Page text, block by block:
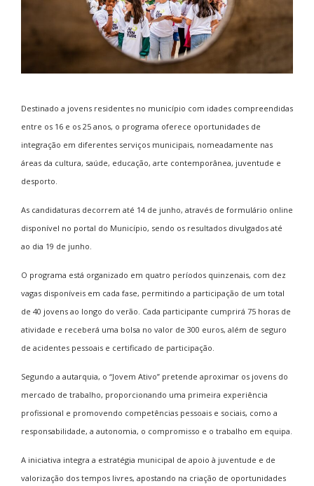
Destinado a jovens residentes no município com idades compreendidas
entre os 16 e os 25 anos, o programa oferece oportunidades de
integração em diferentes serviços municipais, nomeadamente nas
áreas da cultura, saúde, educação, arte contemporânea, juventude e
desporto.
As candidaturas decorrem até 14 de junho, através de formulário online
disponível no portal do Município, sendo os resultados divulgados até
ao dia 19 de junho.
O programa está organizado em quatro períodos quinzenais, com dez
vagas disponíveis em cada fase, permitindo a participação de um total
de 40 jovens ao longo do verão. Cada participante cumprirá 75 horas de
atividade e receberá uma bolsa no valor de 300 euros, além de seguro
de acidentes pessoais e certificado de participação.
Segundo a autarquia, o “Jovem Ativo” pretende aproximar os jovens do
mercado de trabalho, proporcionando uma primeira experiência
profissional e promovendo competências pessoais e sociais, como a
responsabilidade, a autonomia, o compromisso e o trabalho em equipa.
A iniciativa integra a estratégia municipal de apoio à juventude e de
valorização dos tempos livres, apostando na criação de oportunidades